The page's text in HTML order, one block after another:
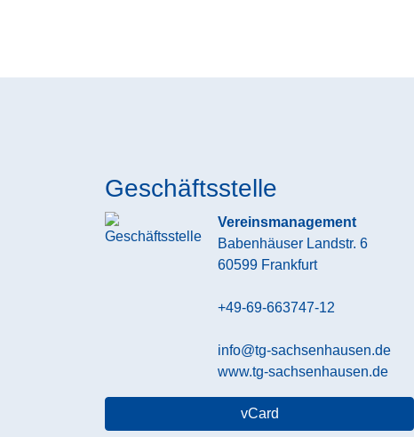
Geschäftsstelle
Vereinsmanagement
Babenhäuser Landstr. 6
60599 Frankfurt
+49-69-663747-12
info@tg-sachsenhausen.de
www.tg-sachsenhausen.de
vCard